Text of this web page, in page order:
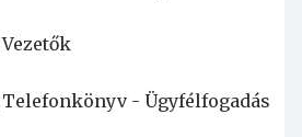
Vezetők
Telefonkönyv - Ügyfélfogadás